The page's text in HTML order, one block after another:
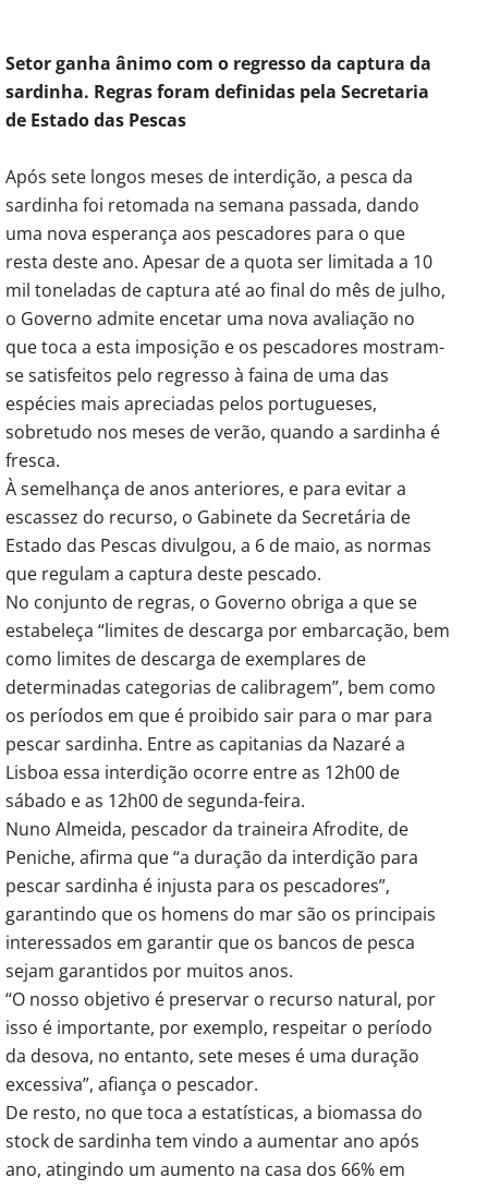
Setor ganha ânimo com o regresso da captura da
sardinha. Regras foram definidas pela Secretaria
de Estado das Pescas
Após sete longos meses de interdição, a pesca da
sardinha foi retomada na semana passada, dando
uma nova esperança aos pescadores para o que
resta deste ano. Apesar de a quota ser limitada a 10
mil toneladas de captura até ao final do mês de julho,
o Governo admite encetar uma nova avaliação no
que toca a esta imposição e os pescadores mostram-
se satisfeitos pelo regresso à faina de uma das
espécies mais apreciadas pelos portugueses,
sobretudo nos meses de verão, quando a sardinha é
fresca.
À semelhança de anos anteriores, e para evitar a
escassez do recurso, o Gabinete da Secretária de
Estado das Pescas divulgou, a 6 de maio, as normas
que regulam a captura deste pescado.
No conjunto de regras, o Governo obriga a que se
estabeleça “limites de descarga por embarcação, bem
como limites de descarga de exemplares de
determinadas categorias de calibragem”, bem como
os períodos em que é proibido sair para o mar para
pescar sardinha. Entre as capitanias da Nazaré a
Lisboa essa interdição ocorre entre as 12h00 de
sábado e as 12h00 de segunda-feira.
Nuno Almeida, pescador da traineira Afrodite, de
Peniche, afirma que “a duração da interdição para
pescar sardinha é injusta para os pescadores”,
garantindo que os homens do mar são os principais
interessados em garantir que os bancos de pesca
sejam garantidos por muitos anos.
“O nosso objetivo é preservar o recurso natural, por
isso é importante, por exemplo, respeitar o período
da desova, no entanto, sete meses é uma duração
excessiva”, afiança o pescador.
De resto, no que toca a estatísticas, a biomassa do
stock de sardinha tem vindo a aumentar ano após
ano, atingindo um aumento na casa dos 66% em